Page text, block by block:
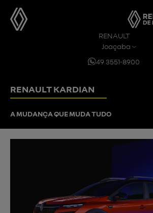
RENAULT
Joaçaba
49 3551-8900
RENAULT KARDIAN
A MUDANÇA QUE MUDA TUDO